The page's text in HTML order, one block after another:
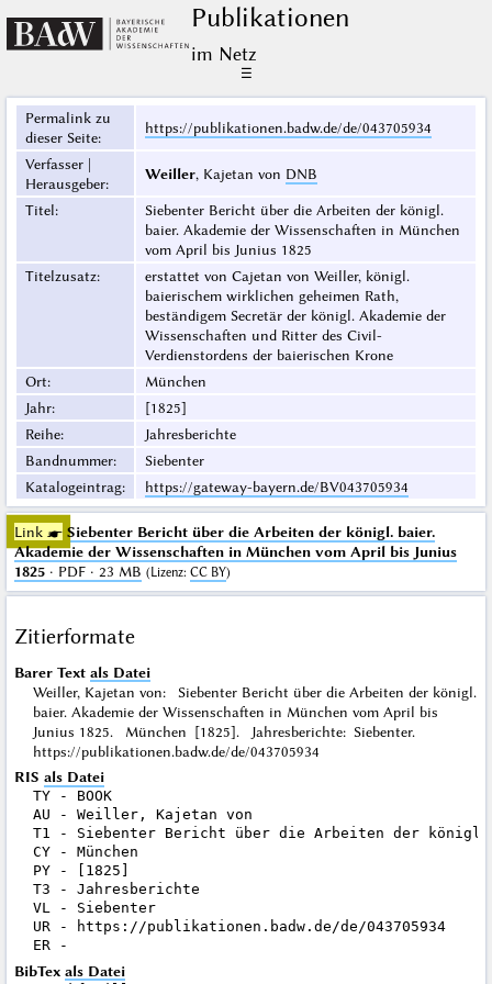
Publikationen
im Netz
☰
Permalink zu
dieser Seite:
https://publikationen.badw.de/de/043705934
Verfasser |
Herausgeber:
Weiller, Kajetan von DNB
Titel:
Siebenter Bericht über die Arbeiten der königl.
baier. Akademie der Wissenschaften in München
vom April bis Junius 1825
Titelzusatz:
erstattet von Cajetan von Weiller, königl.
baierischem wirklichen geheimen Rath,
beständigem Secretär der königl. Akademie der
Wissenschaften und Ritter des Civil-
Verdienstordens der baierischen Krone
Ort:
München
Jahr:
[1825]
Reihe:
Jahresberichte
Bandnummer:
Siebenter
Katalogeintrag: https://gateway-bayern.de/BV043705934
Link ☛ Siebenter Bericht über die Arbeiten der königl. baier.
Akademie der Wissenschaften in München vom April bis Junius
1825· PDF · 23 MB (Lizenz: CC BY)
Zitierformate
Barer Text als Datei
Weiller, Kajetan von: Siebenter Bericht über die Arbeiten der königl.
baier. Akademie der Wissenschaften in München vom April bis
Junius 1825. München [1825]. Jahresberichte: Siebenter.
https://publikationen.badw.de/de/043705934
RIS als Datei
TY - BOOK
AU - Weiller, Kajetan von
T1 - Siebenter Bericht über die Arbeiten der königl.
CY - München
PY - [1825]
T3 - Jahresberichte
VL - Siebenter
UR - https://publikationen.badw.de/de/043705934
BibTex als Datei